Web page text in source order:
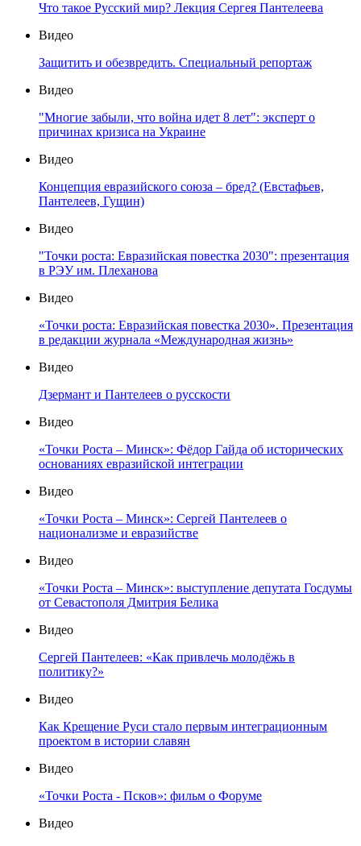
Что такое Русский мир? Лекция Сергея Пантелеева
Видео
Защитить и обезвредить. Специальный репортаж
Видео
"Многие забыли, что война идет 8 лет": эксперт о
причинах кризиса на Украине
Видео
Концепция евразийского союза – бред? (Евстафьев,
Пантелеев, Гущин)
Видео
"Точки роста: Евразийская повестка 2030": презентация
в РЭУ им. Плеханова
Видео
«Точки роста: Евразийская повестка 2030». Презентация
в редакции журнала «Международная жизнь»
Видео
Дзермант и Пантелеев о русскости
Видео
«Точки Роста – Минск»: Фёдор Гайда об исторических
основаниях евразийской интеграции
Видео
«Точки Роста – Минск»: Сергей Пантелеев о
национализме и евразийстве
Видео
«Точки Роста – Минск»: выступление депутата Госдумы
от Севастополя Дмитрия Белика
Видео
Сергей Пантелеев: «Как привлечь молодёжь в
политику?»
Видео
Как Крещение Руси стало первым интеграционным
проектом в истории славян
Видео
«Точки Роста - Псков»: фильм о Форуме
Видео